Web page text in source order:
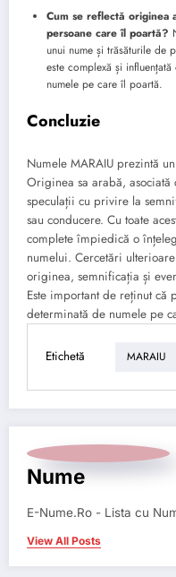
Cum se reflectă originea
persoane care îl poartă?
unui nume și trăsăturile de
este complexă și
numele pe care îl poartă.
Concluzie
Numele MARAIU prezintă
Originea sa arabă,
speculații cu privire la
sau conducere. Cu toate
complete împiedică o
numelui. Cercetări
originea, semnificația și
Este important de reținut că
determinată de numele pe
Etichetă MARAIU
Nume
E-Nume.Ro - Lista cu
View All Posts